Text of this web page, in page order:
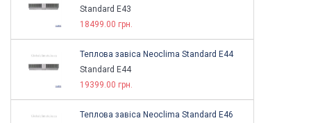
Standard E43
18499.00 грн.
Теплова завіса Neoclima Standard E44
Standard E44
19399.00 грн.
Теплова завіса Neoclima Standard E46